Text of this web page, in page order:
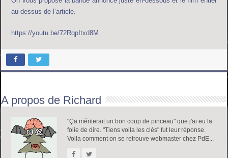
au-dessus de l’article.
https://youtu.be/72RqpItxd8M
A propos de Richard
"Ça mériterait un bon coup de pinceau" que j'ai eu la
folie de dire. "Tiens voila les clés" fut leur réponse.
Voila comment on se retrouve webmaster chez PdE...